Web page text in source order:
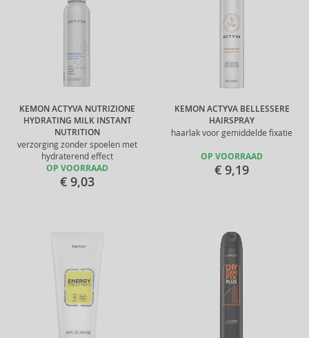
KEMON ACTYVA NUTRIZIONE
HYDRATING MILK INSTANT
NUTRITION
verzorging zonder spoelen met
hydraterend effect
OP VOORRAAD
€ 9,03
KEMON ACTYVA BELLESSERE
HAIRSPRAY
haarlak voor gemiddelde fixatie
OP VOORRAAD
€ 9,19